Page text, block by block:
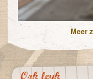
Meer
Ook leuk